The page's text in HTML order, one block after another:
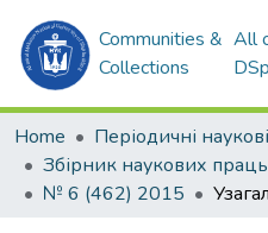
Communities &
Collections
All
Home
№ 6 (462) 2015